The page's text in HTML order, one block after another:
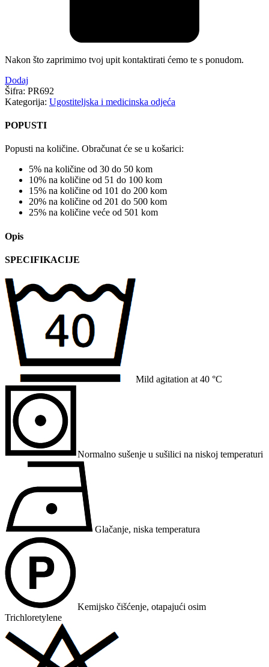
Nakon što zaprimimo tvoj upit kontaktirati ćemo te s ponudom.
Dodaj
Šifra: PR692
Kategorija: Ugostiteljska i medicinska odjeća
POPUSTI
Popusti na količine. Obračunat će se u košarici:
5% na količine od 30 do 50 kom
10% na količine od 51 do 100 kom
15% na količine od 101 do 200 kom
20% na količine od 201 do 500 kom
25% na količine veće od 501 kom
Opis
SPECIFIKACIJE
Mild agitation at 40 °C
Normalno sušenje u sušilici na niskoj temperaturi
Glačanje, niska temperatura
Kemijsko čišćenje, otapajući osim
Trichloretylene